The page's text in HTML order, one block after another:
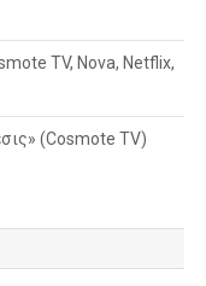
TV, Nova, Netflix,
(Cosmote TV)